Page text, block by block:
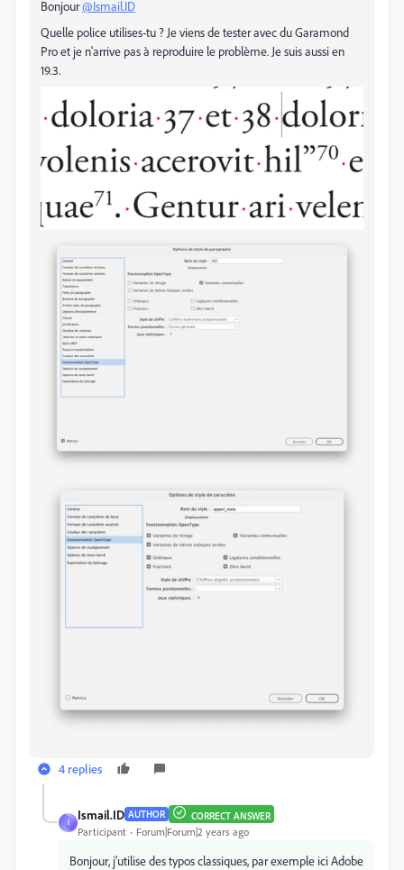
Bonjour@Ismail.ID
Quelle police utilises-tu ? Je viens de tester avec du Garamond
Pro et je n'arrive pas à reproduire le problème. Je suis aussi en
19.3.
4 replies
I
Ismail.ID AUTHOR CORRECT ANSWER
Participant Forum|Forum|2 years ago
Bonjour, j'utilise des typos classiques, par exemple ici Adobe